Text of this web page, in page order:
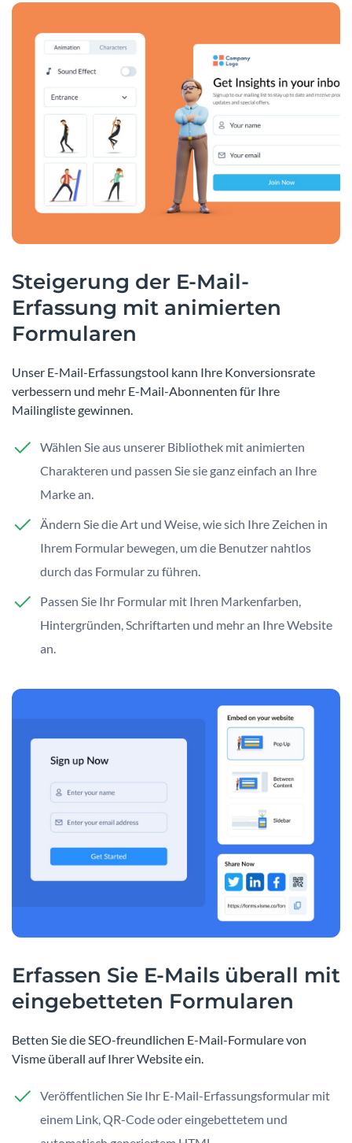
Steigerung der E-Mail-
Erfassung mit animierten
Formularen
Unser E-Mail-Erfassungstool kann Ihre Konversionsrate
verbessern und mehr E-Mail-Abonnenten für Ihre
Mailingliste gewinnen.
Wählen Sie aus unserer Bibliothek mit animierten
Charakteren und passen Sie sie ganz einfach an Ihre
Marke an.
Ändern Sie die Art und Weise, wie sich Ihre Zeichen in
Ihrem Formular bewegen, um die Benutzer nahtlos
durch das Formular zu führen.
Passen Sie Ihr Formular mit Ihren Markenfarben,
Hintergründen, Schriftarten und mehr an Ihre Website
an.
Erfassen Sie E-Mails überall mit
eingebetteten Formularen
Betten Sie die SEO-freundlichen E-Mail-Formulare von
Visme überall auf Ihrer Website ein.
Veröffentlichen Sie Ihr E-Mail-Erfassungsformular mit
einem Link, QR-Code oder eingebettetem und